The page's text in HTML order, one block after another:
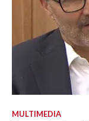
MULTIMEDIA